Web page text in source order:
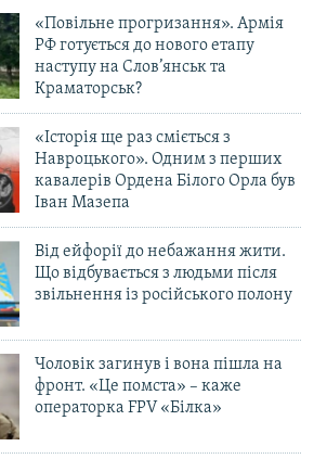
«Повільне прогризання». Армія
РФ готується до нового етапу
наступу на Слов’янськ та
Краматорськ?
«Історія ще раз сміється з
Навроцького». Одним з перших
кавалерів Ордена Білого Орла був
Іван Мазепа
Від ейфорії до небажання жити.
Що відбувається з людьми після
звільнення із російського полону
Чоловік загинув і вона пішла на
фронт. «Це помста» – каже
операторка FPV «Білка»